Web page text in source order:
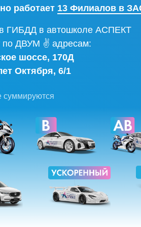
суммируются
ГИБДД в автошколе АСПЕКТ
по ДВУМ ✌ адресам:
шоссе, 170Д
Октября, 6/1
работает 13 Филиалов в